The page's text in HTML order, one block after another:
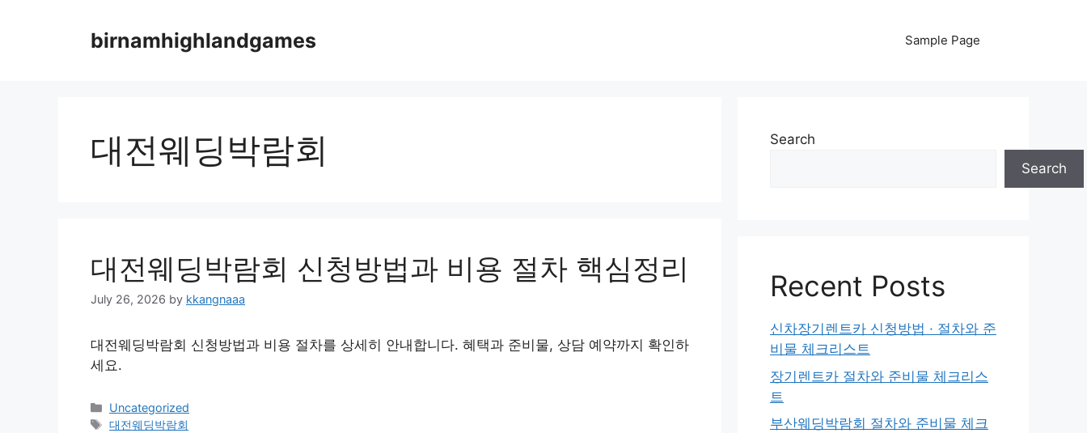
birnamhighlandgames Sample Page
대전웨딩박람회
대전웨딩박람회 신청방법과 비용 절차 핵심정리
July 26, 2026 by kkangnaaa
대전웨딩박람회 신청방법과 비용 절차를 상세히 안내합니다. 혜택과 준비물, 상담 예약까지 확인하
세요.
Categories
Uncategorized
Tags
대전웨딩박람회
Search
Search
Recent Posts
신차장기렌트카 신청방법 · 절차와 준
비물 체크리스트
장기렌트카 절차와 준비물 체크리스
트
부산웨딩박람회 절차와 준비물 체크